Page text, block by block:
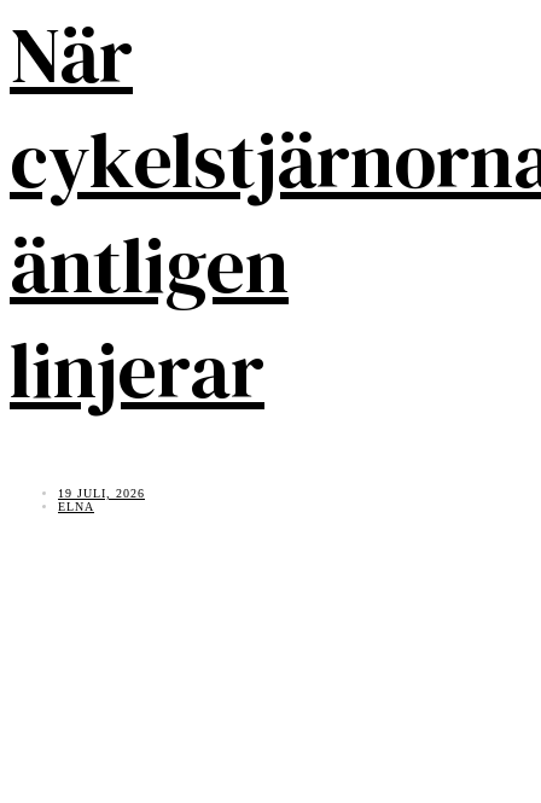
När
äntligen
linjerar
19 JULI, 2026
ELNA